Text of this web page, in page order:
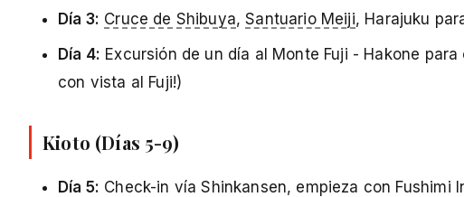
Día 3: Cruce de Shibuya,Santuario Meiji, Harajuku
Día 4: Excursión de un día al Monte Fuji - Hakone
con vista al Fuji!)
Kioto (Días 5-9)
Día 5: Check-in vía Shinkansen, empieza con